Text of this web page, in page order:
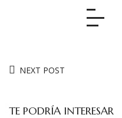
NEXT POST
TE PODRÍA INTERESAR